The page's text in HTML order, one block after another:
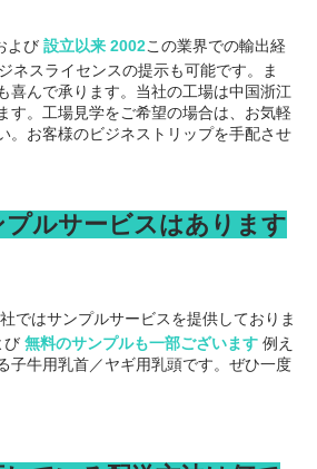
よび 設立以来 2002この業界での輸出経
ネスライセンスの提示も可能です。ま
喜んで承ります。当社の工場は中国浙江
す。工場見学をご希望の場合は、お気軽
。お客様のビジネストリップを手配させ
プルサービスはあります
ではサンプルサービスを提供しておりま
び 無料のサンプルも一部ございます 例え
子牛用乳首／ヤギ用乳頭です。ぜひ一度